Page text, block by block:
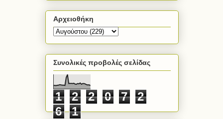
Αρχειοθήκη
Συνολικές προβολές σελίδας
1 2 2 0 7
2
6
1